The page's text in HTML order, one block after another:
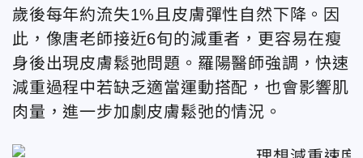
歲後每年約流失1%且皮膚彈性自然下降。因
此，像唐老師接近6旬的減重者，更容易在瘦
身後出現皮膚鬆弛問題。羅陽醫師強調，快速
減重過程中若缺乏適當運動搭配，也會影響肌
肉量，進一步加劇皮膚鬆弛的情況。